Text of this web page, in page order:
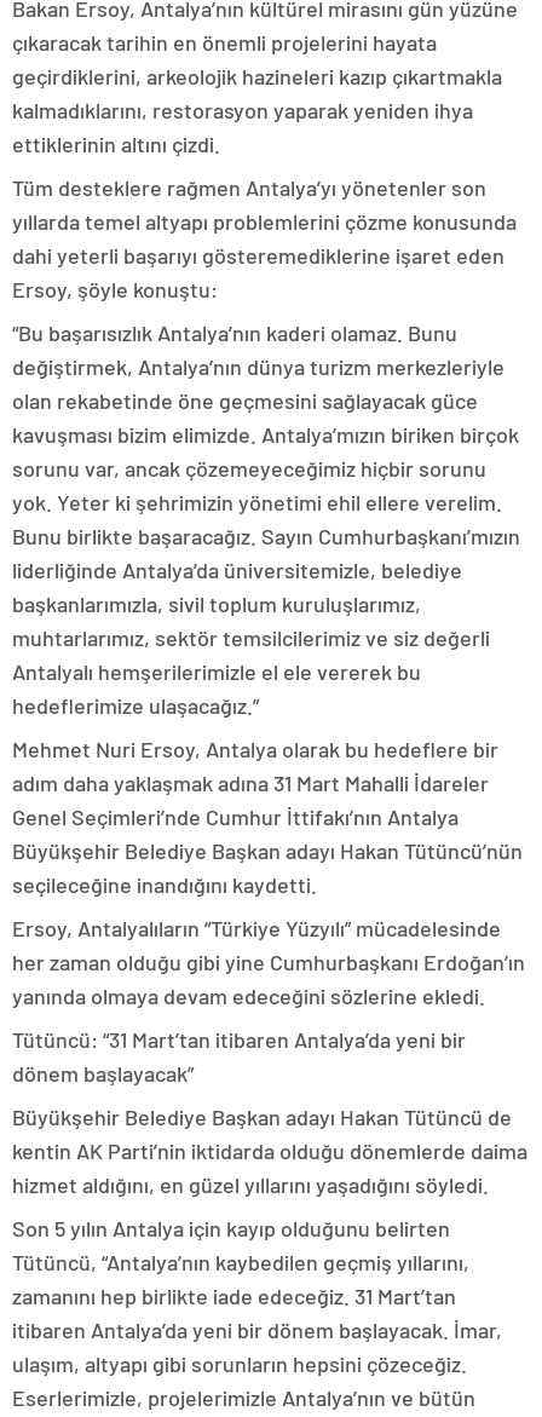
Bakan Ersoy, Antalya’nın kültürel mirasını gün yüzüne
çıkaracak tarihin en önemli projelerini hayata
geçirdiklerini, arkeolojik hazineleri kazıp çıkartmakla
kalmadıklarını, restorasyon yaparak yeniden ihya
ettiklerinin altını çizdi.
Tüm desteklere rağmen Antalya’yı yönetenler son
yıllarda temel altyapı problemlerini çözme konusunda
dahi yeterli başarıyı gösteremediklerine işaret eden
Ersoy, şöyle konuştu:
“Bu başarısızlık Antalya’nın kaderi olamaz. Bunu
değiştirmek, Antalya’nın dünya turizm merkezleriyle
olan rekabetinde öne geçmesini sağlayacak güce
kavuşması bizim elimizde. Antalya’mızın biriken birçok
sorunu var, ancak çözemeyeceğimiz hiçbir sorunu
yok. Yeter ki şehrimizin yönetimi ehil ellere verelim.
Bunu birlikte başaracağız. Sayın Cumhurbaşkanı’mızın
liderliğinde Antalya’da üniversitemizle, belediye
başkanlarımızla, sivil toplum kuruluşlarımız,
muhtarlarımız, sektör temsilcilerimiz ve siz değerli
Antalyalı hemşerilerimizle el ele vererek bu
hedeflerimize ulaşacağız.”
Mehmet Nuri Ersoy, Antalya olarak bu hedeflere bir
adım daha yaklaşmak adına 31 Mart Mahalli İdareler
Genel Seçimleri’nde Cumhur İttifakı’nın Antalya
Büyükşehir Belediye Başkan adayı Hakan Tütüncü’nün
seçileceğine inandığını kaydetti.
Ersoy, Antalyalıların “Türkiye Yüzyılı” mücadelesinde
her zaman olduğu gibi yine Cumhurbaşkanı Erdoğan’ın
yanında olmaya devam edeceğini sözlerine ekledi.
Tütüncü: “31 Mart’tan itibaren Antalya’da yeni bir
dönem başlayacak”
Büyükşehir Belediye Başkan adayı Hakan Tütüncü de
kentin AK Parti’nin iktidarda olduğu dönemlerde daima
hizmet aldığını, en güzel yıllarını yaşadığını söyledi.
Son 5 yılın Antalya için kayıp olduğunu belirten
Tütüncü, “Antalya’nın kaybedilen geçmiş yıllarını,
zamanını hep birlikte iade edeceğiz. 31 Mart’tan
itibaren Antalya’da yeni bir dönem başlayacak. İmar,
ulaşım, altyapı gibi sorunların hepsini çözeceğiz.
Eserlerimizle, projelerimizle Antalya’nın ve bütün